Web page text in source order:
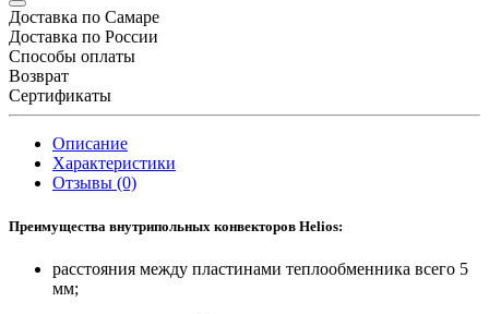
Доставка по Самаре
Доставка по России
Способы оплаты
Возврат
Сертификаты
Описание
Характеристики
Отзывы (0)
Преимущества внутрипольных конвекторов Helios:
расстояния между пластинами теплообменника всего 5
мм;